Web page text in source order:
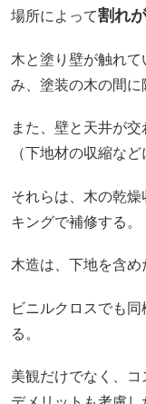
場所によって割れ
木と塗り壁が触れ
み、塗装の木の間に
また、壁と天井が交
（下地材の収縮など
それらは、木の乾
キングで補修する。
木造は、下地を含め
ビニルクロスでも
る。
美観だけでなく、コ